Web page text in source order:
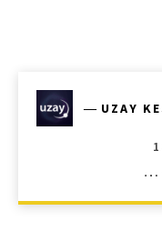
― UZAY